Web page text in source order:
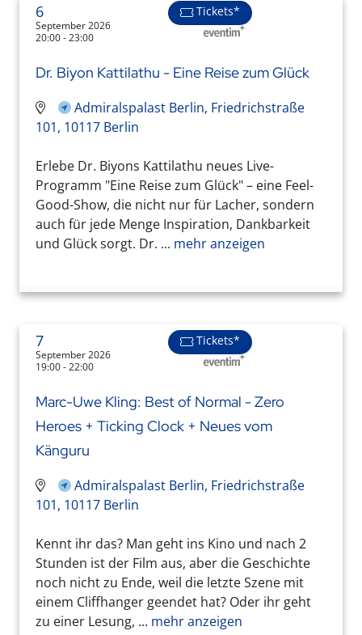
6
September 2026
20:00 - 23:00
Tickets*
Dr. Biyon Kattilathu - Eine Reise zum Glück
Admiralspalast Berlin, Friedrichstraße
101, 10117 Berlin
Erlebe Dr. Biyons Kattilathu neues Live-
Programm "Eine Reise zum Glück" – eine Feel-
Good-Show, die nicht nur für Lacher, sondern
auch für jede Menge Inspiration, Dankbarkeit
und Glück sorgt. Dr. ... mehr anzeigen
7
September 2026
19:00 - 22:00
Tickets*
Marc-Uwe Kling: Best of Normal - Zero
Heroes + Ticking Clock + Neues vom
Känguru
Admiralspalast Berlin, Friedrichstraße
101, 10117 Berlin
Kennt ihr das? Man geht ins Kino und nach 2
Stunden ist der Film aus, aber die Geschichte
noch nicht zu Ende, weil die letzte Szene mit
einem Cliffhanger geendet hat? Oder ihr geht
zu einer Lesung, ... mehr anzeigen